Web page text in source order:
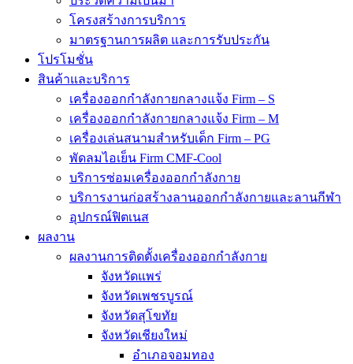
โครงสร้างการบริการ
มาตรฐานการผลิต และการรับประกัน
โปรโมชั่น
สินค้าและบริการ
เครื่องออกกำลังกายกลางแจ้ง Firm – S
เครื่องออกกำลังกายกลางแจ้ง Firm – M
เครื่องเล่นสนามสำหรับเด็ก Firm – PG
พัดลมไอเย็น Firm CMF-Cool
บริการซ่อมเครื่องออกกำลังกาย
บริการงานก่อสร้างลานออกกำลังกายและลานกีฬา
อุปกรณ์ฟิตเนส
ผลงาน
ผลงานการติดตั้งเครื่องออกกำลังกาย
จังหวัดแพร่
จังหวัดเพชรบูรณ์
จังหวัดสุโขทัย
จังหวัดเชียงใหม่
อำเภอจอมทอง